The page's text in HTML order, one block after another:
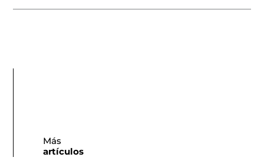
Más
artículos